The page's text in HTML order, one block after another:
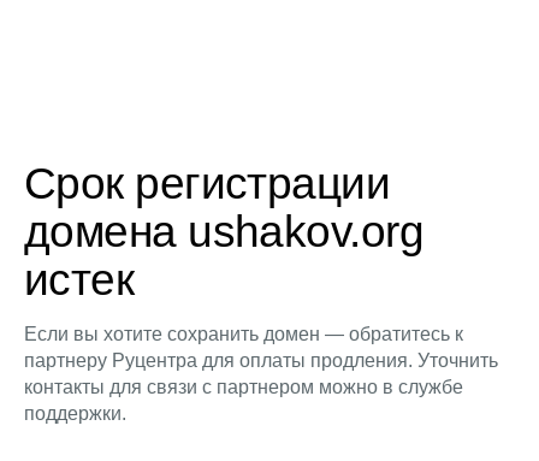
Срок регистрации
домена ushakov.org
истек
Если вы хотите сохранить домен — обратитесь к
партнеру Руцентра для оплаты продления. Уточнить
контакты для связи с партнером можно в службе
поддержки.